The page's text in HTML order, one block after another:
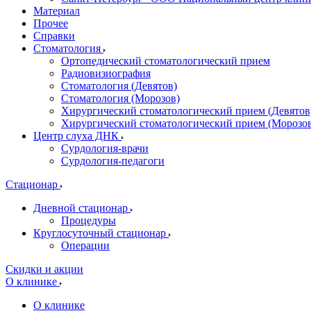
Материал
Прочее
Справки
Стоматология
Ортопедический стоматологический прием
Радиовизиография
Стоматология (Девятов)
Стоматология (Морозов)
Хирургический стоматологический прием
Хирургический стоматологический прием
Центр слуха ДНК
Сурдология-врачи
Сурдология-педагоги
Стационар
Дневной стационар
Процедуры
Круглосуточный стационар
Операции
Скидки и акции
О клинике
О клинике